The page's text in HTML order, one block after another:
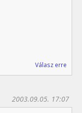
Válasz erre
2003.09.05. 17:07